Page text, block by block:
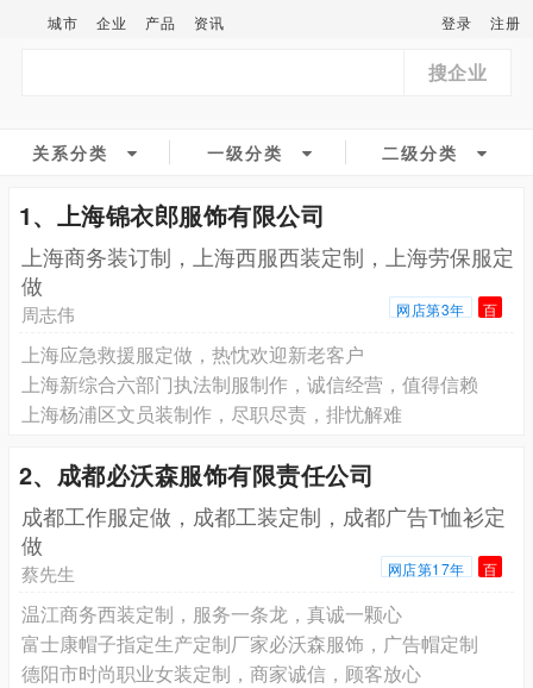
城市 企业 产品 资讯 登录 注册
搜企业
关系分类 一级分类 二级分类
1、上海锦衣郎服饰有限公司
上海商务装订制，上海西服西装定制，上海劳保服定
做
周志伟 网店第3年 百
上海应急救援服定做，热忱欢迎新老客户
上海新综合六部门执法制服制作，诚信经营，值得信赖
上海杨浦区文员装制作，尽职尽责，排忧解难
2、成都必沃森服饰有限责任公司
成都工作服定做，成都工装定制，成都广告T恤衫定
做
蔡先生 网店第17年 百
温江商务西装定制，服务一条龙，真诚一颗心
富士康帽子指定生产定制厂家必沃森服饰，广告帽定制
德阳市时尚职业女装定制，商家诚信，顾客放心